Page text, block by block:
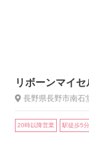
リボーンマイ
長野県長野市南
20時以降営業 駅徒歩5